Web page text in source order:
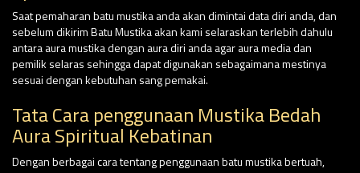
Saat pemaharan batu mustika anda akan dimintai data diri anda, dan
sebelum dikirim Batu Mustika akan kami selaraskan terlebih dahulu
antara aura mustika dengan aura diri anda agar aura media dan
pemilik selaras sehingga dapat digunakan sebagaimana mestinya
sesuai dengan kebutuhan sang pemakai.
Tata Cara penggunaan Mustika Bedah
Aura Spiritual Kebatinan
Dengan berbagai cara tentang penggunaan batu mustika bertuah,